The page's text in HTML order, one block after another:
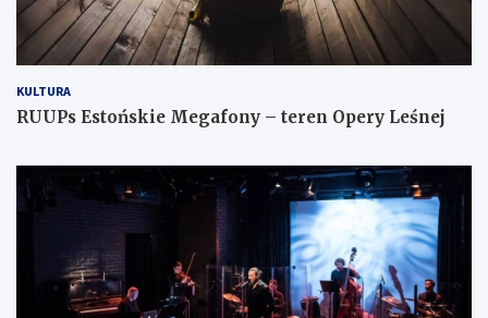
KULTURA
RUUPs Estońskie Megafony – teren Opery Leśnej